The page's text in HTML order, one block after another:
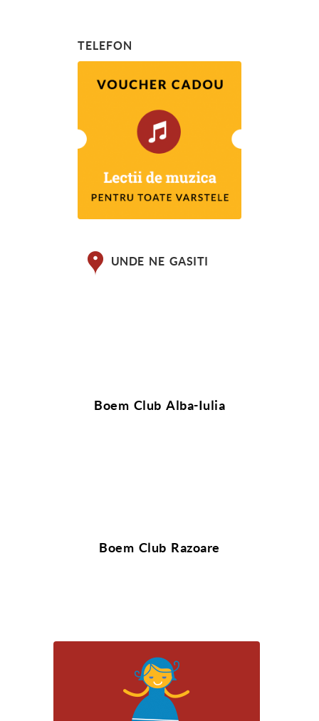
TELEFON
UNDE NE GASITI
Boem Club Alba-Iulia
Boem Club Razoare
Scoala de Muzica Boem Club ofera lectii
individuale de muzica atat pentru copii,